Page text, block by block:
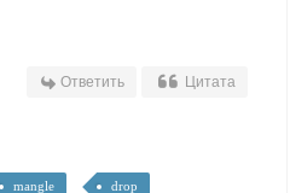
Ответить Цитата
mangle drop